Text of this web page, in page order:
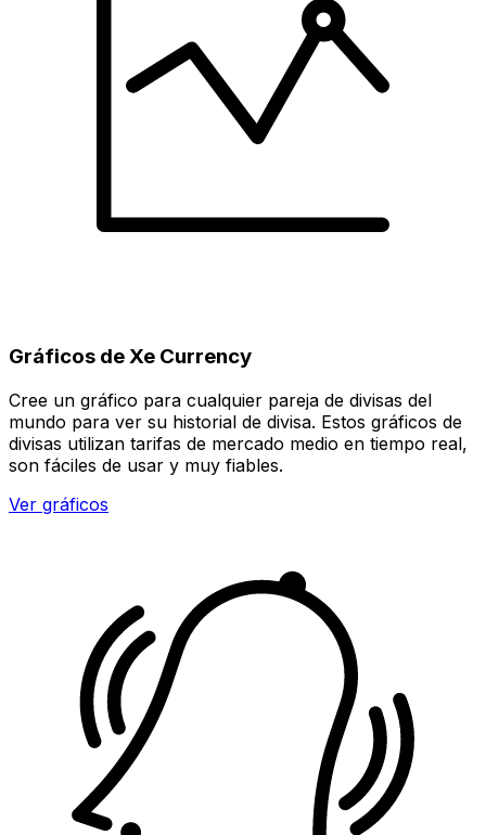
Gráficos de Xe Currency
Cree un gráfico para cualquier pareja de divisas del
mundo para ver su historial de divisa. Estos gráficos de
divisas utilizan tarifas de mercado medio en tiempo real,
son fáciles de usar y muy fiables.
Ver gráficos